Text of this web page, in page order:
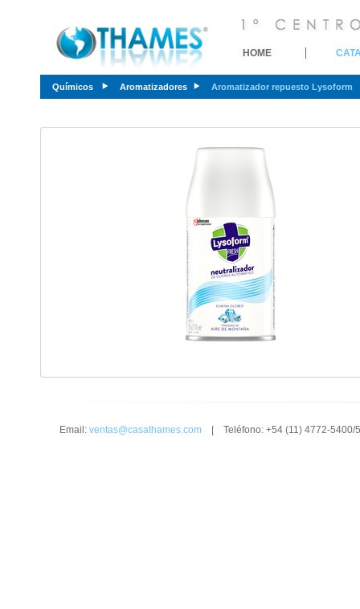
HOME
Químicos Aromatizadores Aromatizador repuesto Lysoform
Email: ventas@casathames.com| Teléfono: +54 (11) 4772-